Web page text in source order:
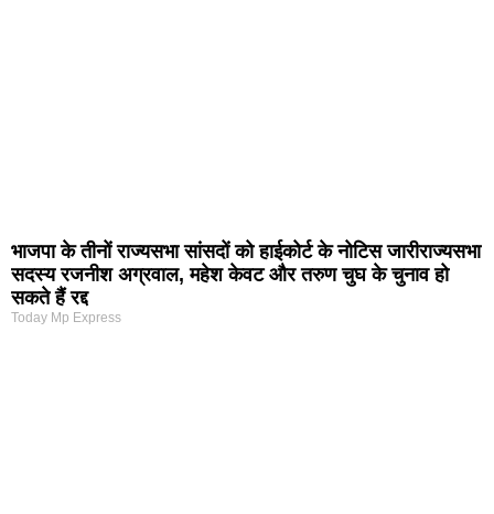
भाजपा के तीनों राज्यसभा सांसदों को हाईकोर्ट के नोटिस जारीराज्यसभा
सदस्य रजनीश अग्रवाल, महेश केवट और तरुण चुघ के चुनाव हो
सकते हैं रद्द
Today Mp Express